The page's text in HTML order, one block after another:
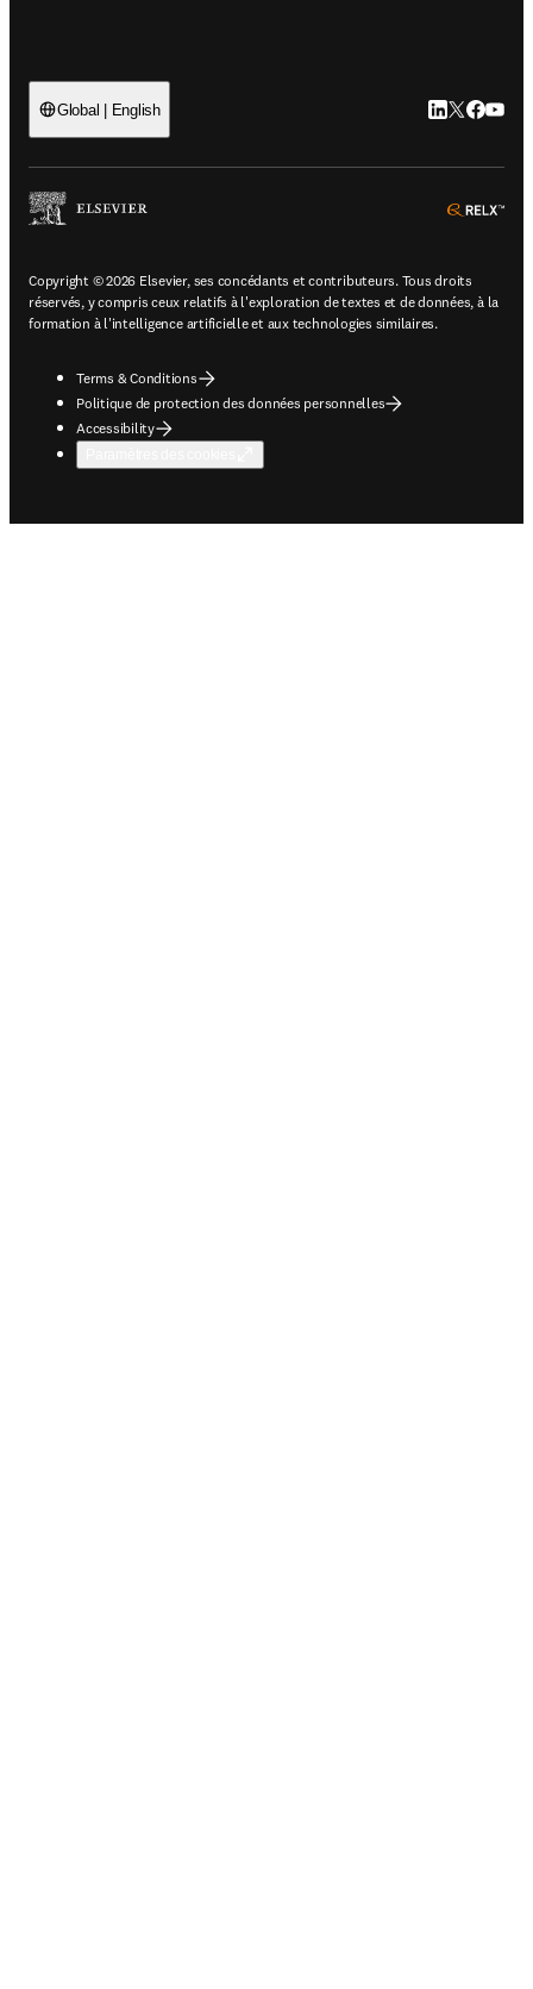
Global | English LinkedIn
Twitter
Copyright © 2026 Elsevier, ses concédants et contributeurs. Tous droits
réservés, y compris ceux relatifs à l'exploration de textes et de données, à la
formation à l'intelligence artificielle et aux technologies similaires.
Terms & Conditions
Politique de protection des données personnelles
Accessibility